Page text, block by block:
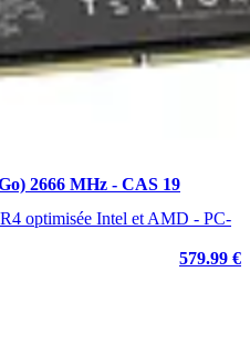
2666 MHz - CAS 19
optimisée Intel et AMD - PC-
579.99 €